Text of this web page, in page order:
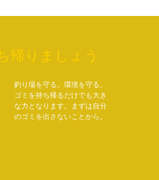
帰りましょう
釣り場を守る。環境を守る。
ゴミを持ち帰るだけでも大き
な力となります。まずは自分
のゴミを出さないことから。